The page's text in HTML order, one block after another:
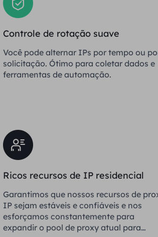
Controle de rotação suave
Você pode alternar IPs por tempo ou
solicitação. Ótimo para coletar dados e
ferramentas de automação.
Ricos recursos de IP residencial
Garantimos que nossos recursos de
IP sejam estáveis ​​e confiáveis ​​e nos
esforçamos constantemente para
expandir o pool de proxy atual para